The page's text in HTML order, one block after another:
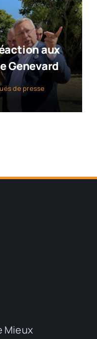
aux
Genevard
de presse
Mieux